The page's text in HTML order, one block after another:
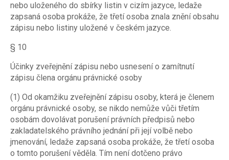
nebo uloženého do sbírky listin v cizím jazyce, ledaže
zapsaná osoba prokáže, že třetí osoba znala znění obsahu
zápisu nebo listiny uložené v českém jazyce.
§ 10
Účinky zveřejnění zápisu nebo usnesení o zamítnutí
zápisu člena orgánu právnické osoby
(1) Od okamžiku zveřejnění zápisu osoby, která je členem
orgánu právnické osoby, se nikdo nemůže vůči třetím
osobám dovolávat porušení právních předpisů nebo
zakladatelského právního jednání při její volbě nebo
jmenování, ledaže zapsaná osoba prokáže, že třetí osoba
o tomto porušení věděla. Tím není dotčeno právo